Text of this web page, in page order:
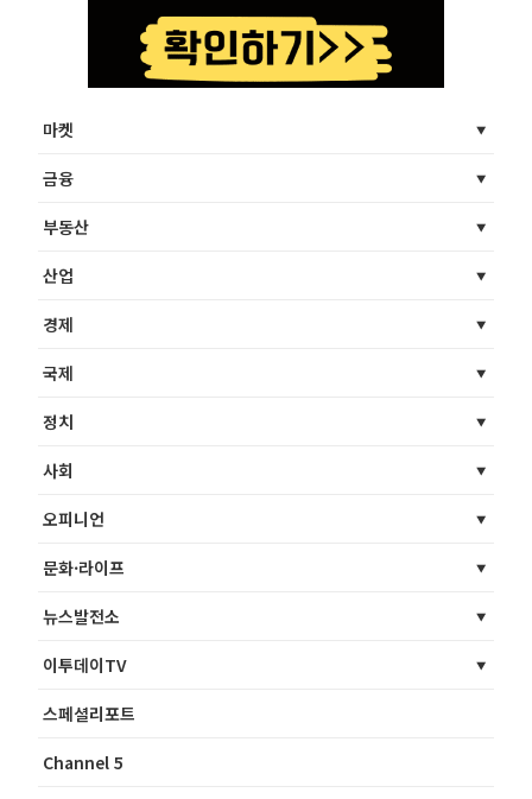
마켓
금융
부동산
산업
경제
국제
정치
사회
오피니언
문화·라이프
뉴스발전소
이투데이TV
스페셜리포트
Channel 5